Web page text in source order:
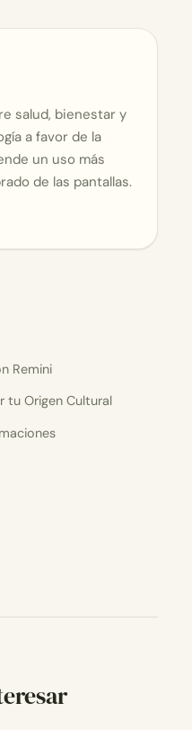
salud, bienestar y
a favor de la
un uso más
de las pantallas.
Remini
tu Origen Cultural